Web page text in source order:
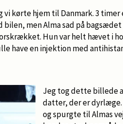
kørte hjem til Danmark. 3
bilen, men Alma sad på
Hun var helt hævet i
have en injektion med
Jeg tog dette billede
datter, der er
og spurgte til Almas